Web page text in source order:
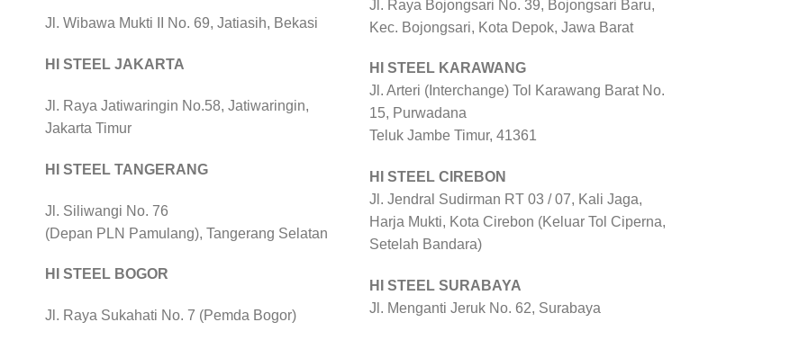
Jl. Wibawa Mukti II No. 69, Jatiasih, Bekasi
HI STEEL JAKARTA
Jl. Raya Jatiwaringin No.58, Jatiwaringin,
Jakarta Timur
HI STEEL TANGERANG
Jl. Siliwangi No. 76
(Depan PLN Pamulang), Tangerang Selatan
HI STEEL BOGOR
Jl. Raya Sukahati No. 7 (Pemda Bogor)
Jl. Raya Bojongsari No. 39, Bojongsari Baru,
Kec. Bojongsari, Kota Depok, Jawa Barat
HI STEEL KARAWANG
Jl. Arteri (Interchange) Tol Karawang Barat No.
15, Purwadana
Teluk Jambe Timur, 41361
HI STEEL CIREBON
Jl. Jendral Sudirman RT 03 / 07, Kali Jaga,
Harja Mukti, Kota Cirebon (Keluar Tol Ciperna,
Setelah Bandara)
HI STEEL SURABAYA
Jl. Menganti Jeruk No. 62, Surabaya